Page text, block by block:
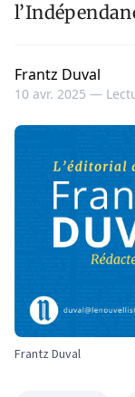
Frantz Duval
10 avr. 2025 —
Frantz Duval